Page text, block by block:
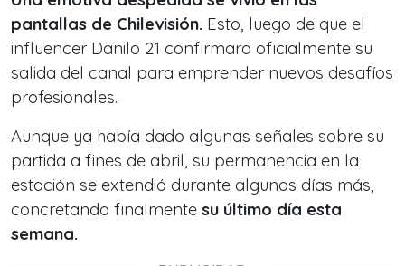
pantallas de Chilevisión. Esto, luego de que el
influencer Danilo 21 confirmara oficialmente su
salida del canal para emprender nuevos desafíos
profesionales.
Aunque ya había dado algunas señales sobre su
partida a fines de abril, su permanencia en la
estación se extendió durante algunos días más,
concretando finalmente su último día esta
semana.